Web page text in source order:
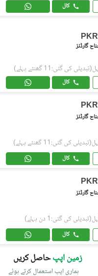
کال
PKR
(تبدیلی کی گئی:11 گھنٹے پہلے)
کال
PKR
(تبدیلی کی گئی:11 گھنٹے پہلے)
کال
PKR
(تبدیلی کی گئی:1 دن پہلے)
کال
زمین اپپحاصل کریں
ہماری ایپ استعمال کرتے ہوئے